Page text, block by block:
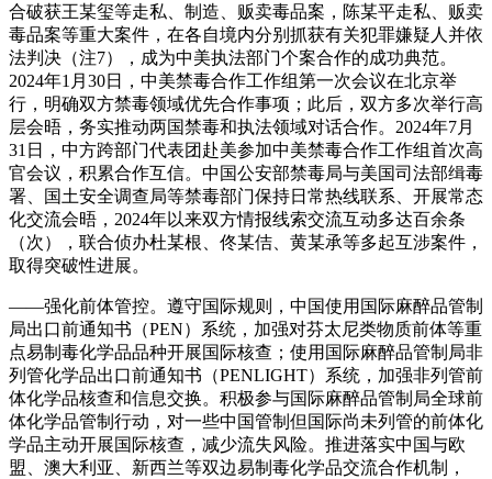
合破获王某玺等走私、制造、贩卖毒品案，陈某平走私、贩卖
毒品案等重大案件，在各自境内分别抓获有关犯罪嫌疑人并依
法判决（注7），成为中美执法部门个案合作的成功典范。
2024年1月30日，中美禁毒合作工作组第一次会议在北京举
行，明确双方禁毒领域优先合作事项；此后，双方多次举行高
层会晤，务实推动两国禁毒和执法领域对话合作。2024年7月
31日，中方跨部门代表团赴美参加中美禁毒合作工作组首次高
官会议，积累合作互信。中国公安部禁毒局与美国司法部缉毒
署、国土安全调查局等禁毒部门保持日常热线联系、开展常态
化交流会晤，2024年以来双方情报线索交流互动多达百余条
（次），联合侦办杜某根、佟某佶、黄某承等多起互涉案件，
取得突破性进展。
——强化前体管控。遵守国际规则，中国使用国际麻醉品管制
局出口前通知书（PEN）系统，加强对芬太尼类物质前体等重
点易制毒化学品品种开展国际核查；使用国际麻醉品管制局非
列管化学品出口前通知书（PENLIGHT）系统，加强非列管前
体化学品核查和信息交换。积极参与国际麻醉品管制局全球前
体化学品管制行动，对一些中国管制但国际尚未列管的前体化
学品主动开展国际核查，减少流失风险。推进落实中国与欧
盟、澳大利亚、新西兰等双边易制毒化学品交流合作机制，